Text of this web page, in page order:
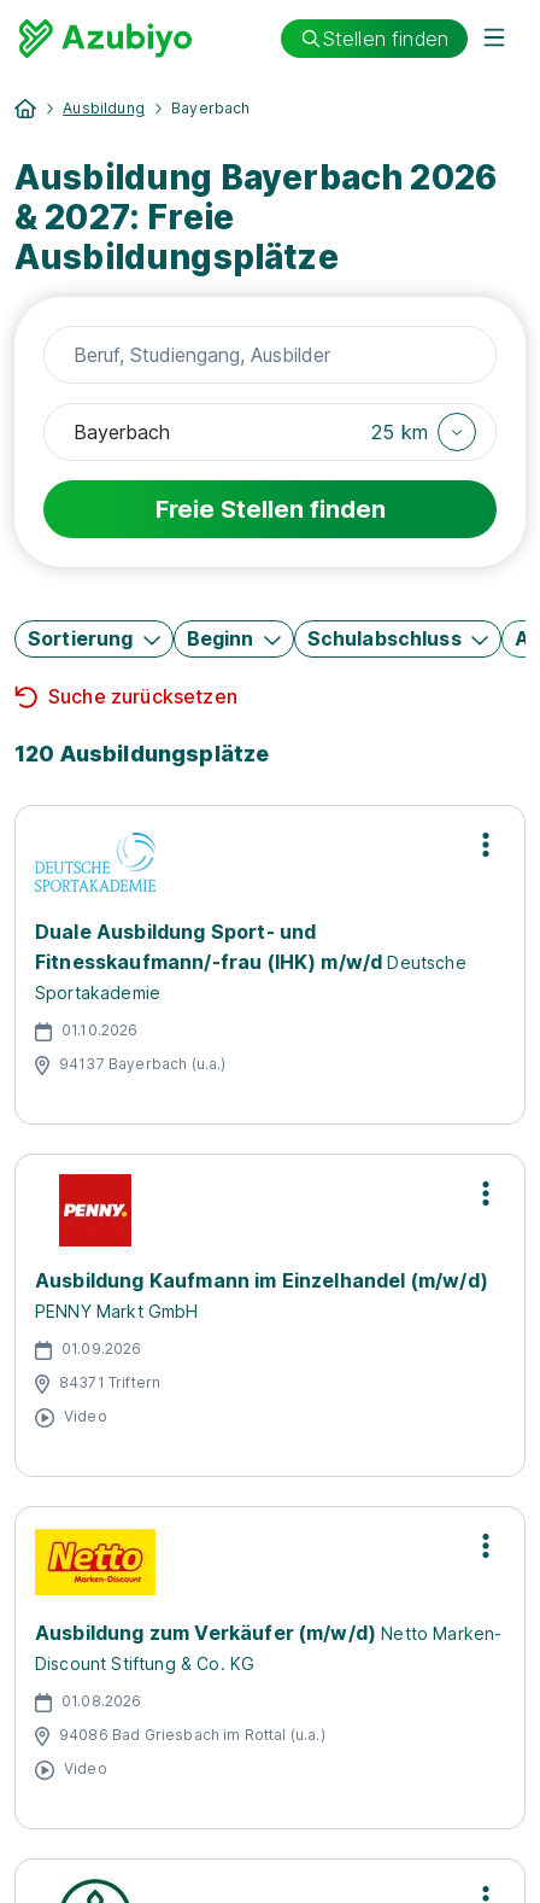
Stellen finden
Ausbildung Bayerbach
Ausbildung Bayerbach 2026
& 2027: Freie
Ausbildungsplätze
25 km
Freie Stellen finden
Sortierung Beginn Schulabschluss
Suche zurücksetzen
120 Ausbildungsplätze
Duale Ausbildung Sport- und
Fitnesskaufmann/-frau (IHK) m/w/d Deutsche
Sportakademie
01.10.2026
94137 Bayerbach (u.a.)
Ausbildung Kaufmann im Einzelhandel (m/w/d)
PENNY Markt GmbH
01.09.2026
84371 Triftern
Video
Ausbildung zum Verkäufer (m/w/d) Netto Marken-
Discount Stiftung & Co. KG
01.08.2026
94086 Bad Griesbach im Rottal (u.a.)
Video